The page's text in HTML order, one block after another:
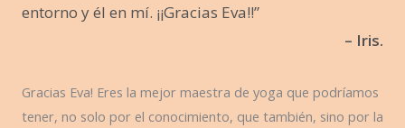
entorno y él en mí. ¡¡Gracias Eva!!”
– Iris.
Gracias Eva! Eres la mejor maestra de yoga que podríamos
tener, no solo por el conocimiento, que también, sino por la